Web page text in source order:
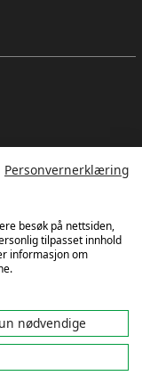
Personvernerklæring
besøk på nettsiden,
tilpasset innhold
informasjon om
nødvendige